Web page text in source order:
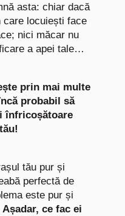
asta: chiar dacă
care locuiești face
nici măcar nu
a apei tale…
prin mai multe
probabil să
înfricoșătoare
tău pur și
perfectă de
este pur și
Așadar, ce fac ei